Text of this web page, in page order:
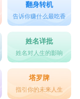
翻身转机
告诉你赚什么最吃香
姓名详批
姓名对人生的影响
塔罗牌
指引你的未来人生